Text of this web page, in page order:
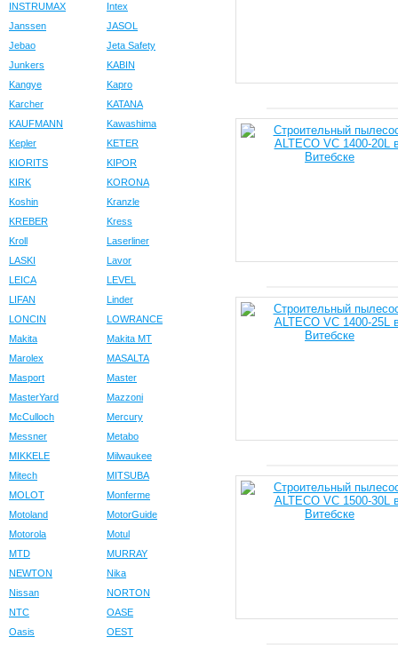
INSTRUMAX
Intex
Janssen
JASOL
Jebao
Jeta Safety
Junkers
KABIN
Kangye
Kapro
Karcher
KATANA
KAUFMANN
Kawashima
Kepler
KETER
KIORITS
KIPOR
KIRK
KORONA
Koshin
Kranzle
KREBER
Kress
Kroll
Laserliner
LASKI
Lavor
LEICA
LEVEL
LIFAN
Linder
LONCIN
LOWRANCE
Makita
Makita MT
Marolex
MASALTA
Masport
Master
MasterYard
Mazzoni
McCulloch
Mercury
Messner
Metabo
MIKKELE
Milwaukee
Mitech
MITSUBA
MOLOT
Monferme
Motoland
MotorGuide
Motorola
Motul
MTD
MURRAY
NEWTON
Nika
Nissan
NORTON
NTC
OASE
Oasis
OEST